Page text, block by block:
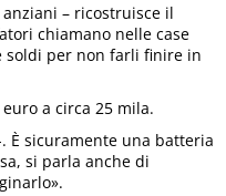
– ricostruisce il
chiamano nelle case
soldi per non farli finire in
a circa 25 mila.
È sicuramente una batteria
si parla anche di